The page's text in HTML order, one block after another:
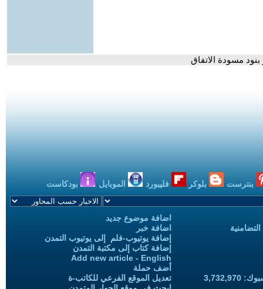
مسودة الاتفاق
بنترست بلوكر فليبورد الموبايل بودكاست
اضافة موضوع جديد
اضافة خبر
إضافة يوتيوب-فلم إلى يوتيوب التمدن
إضافة كتاب إلى مكتبة التمدن
Add new article - English
أضف حملة
تعديل الموقع الفرعي للكاتب-ة